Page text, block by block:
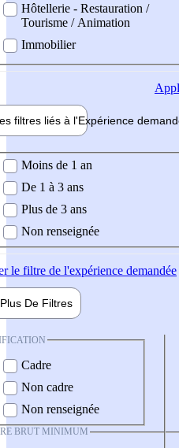
Hôtellerie - Restauration /
Tourisme / Animation
Immobilier
filtres liés à l'Expérience
demandée
Moins de 1 an
De 1 à 3 ans
Plus de 3 ans
Non renseignée
le filtre de l'expérience demandée
Plus De Filtres
Cadre
Non cadre
Non renseignée
BRUT MINIMUM